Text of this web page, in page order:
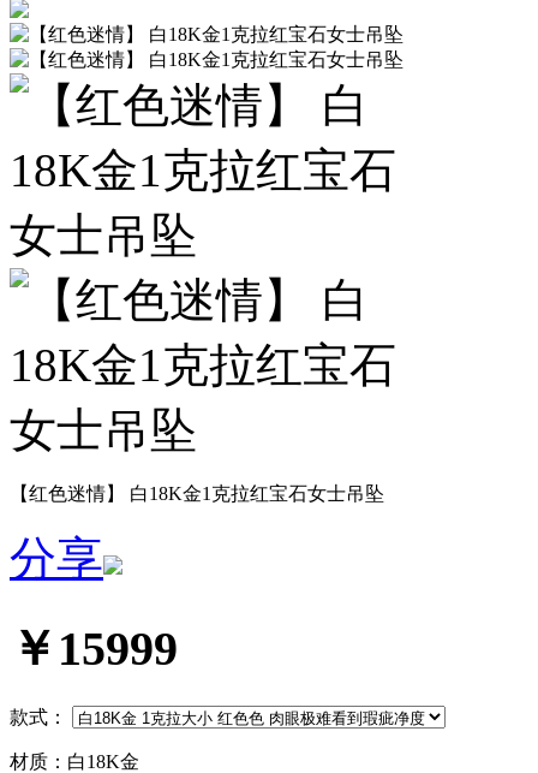
【红色迷情】 白18K金1克拉红宝石女士吊坠
分享
￥15999
款式：
材质： 白18K金